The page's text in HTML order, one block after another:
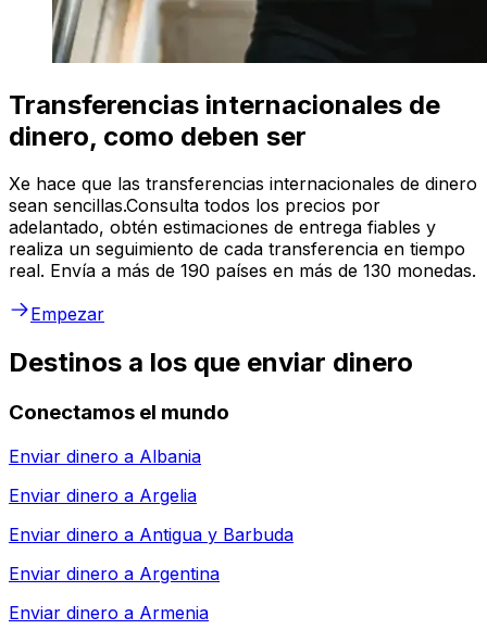
Transferencias internacionales de
dinero, como deben ser
Xe hace que las transferencias internacionales de dinero
sean sencillas.Consulta todos los precios por
adelantado, obtén estimaciones de entrega fiables y
realiza un seguimiento de cada transferencia en tiempo
real. Envía a más de 190 países en más de 130 monedas.
Empezar
Destinos a los que enviar dinero
Conectamos el mundo
Enviar dinero a Albania
Enviar dinero a Argelia
Enviar dinero a Antigua y Barbuda
Enviar dinero a Argentina
Enviar dinero a Armenia